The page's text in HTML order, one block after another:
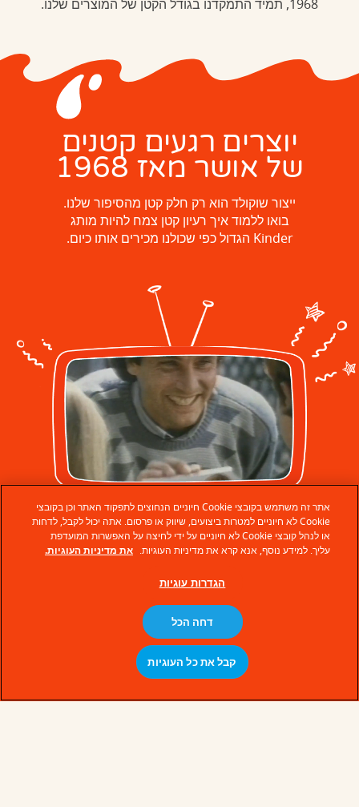
1968, תמיד התמקדנו בגודל הקטן של המוצרים שלנו.
יוצרים רגעים קטנים
של אושר מאז 1968
ייצור שוקולד הוא רק חלק קטן מהסיפור שלנו.
בואו ללמוד איך רעיון קטן צמח להיות מותג
Kinder הגדול כפי שכולנו מכירים אותו כיום.
הסיפור של Kinder
אתר זה משתמש בקובצי Cookie חיוניים הנחוצים לתפקוד האתר וכן בקובצי
Cookie לא חיוניים למטרות ביצועים, שיווק או פרסום. אתה יכול לקבל, לדחות
או לנהל קובצי Cookie לא חיוניים על ידי לחיצה על האפשרות המועדפת
עליך. למידע נוסף, אנא קרא את מדיניות העוגיות. את מדיניות העוגיות.
הגדרות עוגיות
דחה הכל
קבל את כל העוגיות